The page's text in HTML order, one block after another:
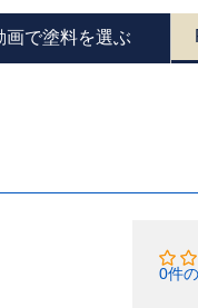
画で塗料を選ぶ
0件